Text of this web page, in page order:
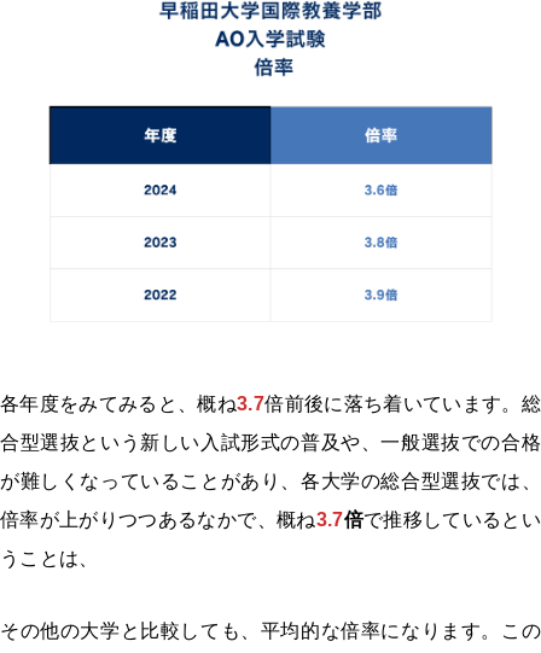
各年度をみてみると、概ね3.7倍前後に落ち着いています。総
合型選抜という新しい入試形式の普及や、一般選抜での合格
が難しくなっていることがあり、各大学の総合型選抜では、
倍率が上がりつつあるなかで、概ね3.7倍で推移しているとい
うことは、
その他の大学と比較しても、平均的な倍率になります。この